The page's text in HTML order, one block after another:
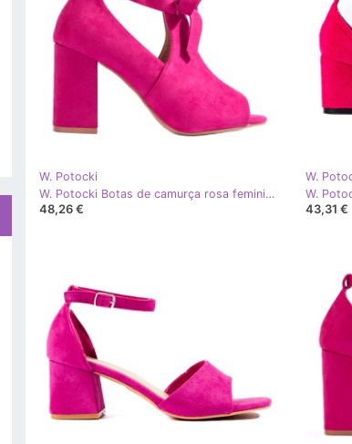
W. Potocki
W. Potocki Botas de camurça rosa femininas primavera no posto Potocki
48,26 €
W.
43,31 €